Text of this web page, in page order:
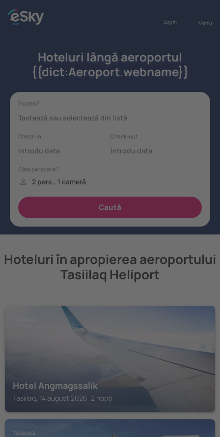
Meniu
Log in
Hoteluri lângă aeroportul
{{dict:Aeroport.webname}}
Hoteluri în apropierea aeroportului
Tasiilaq Heliport
Hotel Angmagssalik
Tasiilaq, 14 august 2026, 2 nopți
TASIILAQ